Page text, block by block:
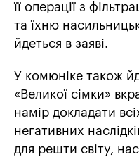
її операції з
та їхню
йдеться в заяві.
У комюніке також
«Великої сімки»
намір докладати
негативних
для решти світу,